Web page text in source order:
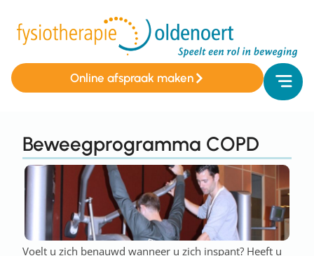
Online afspraak maken
Beweegprogramma COPD
Voelt u zich benauwd wanneer u zich inspant? Heeft u